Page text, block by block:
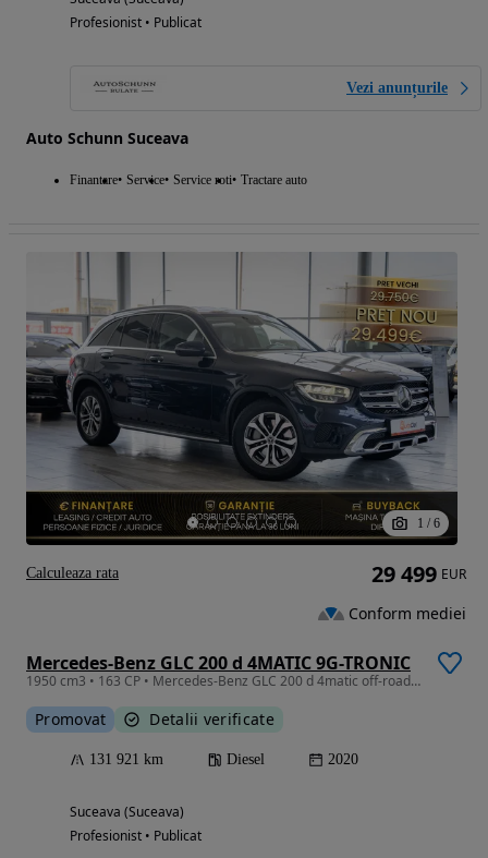
Profesionist • Publicat
Vezi anunțurile
Auto Schunn Suceava
Finantare Service Service roti Tractare auto
1 / 6
Mercedes-Benz GLC 200 d 4MATIC 9G-TRONIC
1950 cm3 • 163 CP • Mercedes-Benz GLC 200 d 4matic off-roader / MBUX / Keyless
Promovat Detalii verificate
131 921 km Diesel 2020
Suceava (Suceava)
Profesionist • Publicat
29 499 EUR
Conform mediei
Calculeaza rata